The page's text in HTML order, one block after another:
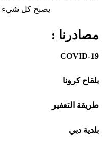
يصبح كل شيء
مصادرنا :
COVID-19
بلقاح كرونا
طريقة التعفير
بلدية دبي